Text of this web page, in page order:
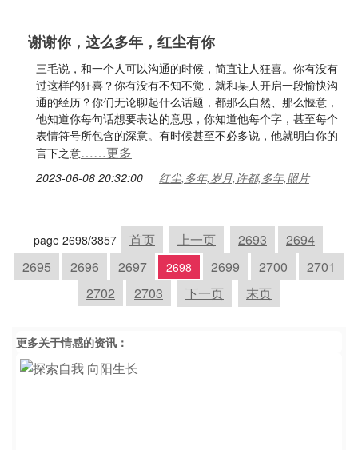
谢谢你，这么多年，红尘有你
三毛说，和一个人可以沟通的时候，简直让人狂喜。你有没有
过这样的狂喜？你有没有不知不觉，就和某人开启一段愉快沟
通的经历？你们无论聊起什么话题，都那么自然、那么惬意，
他知道你每句话想要表达的意思，你知道他每个字，甚至每个
表情符号所包含的深意。有时候甚至不必多说，他就明白你的
言下之意……更多
2023-06-08 20:32:00 红尘,多年,岁月,许都,多年,照片
page 2698/3857 首页 上一页 2693
2694
2695
2696 2697 2698 2699 2700
2701
2702
2703 下一页 末页
更多关于情感的资讯：